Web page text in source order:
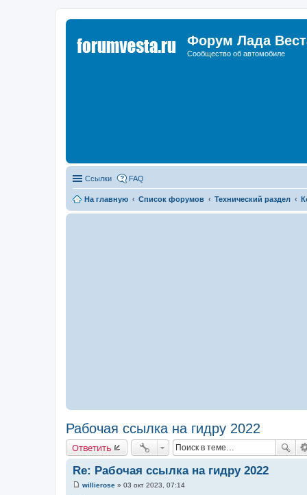
Форум Лада
Сообщество об автомобиле
Ссылки FAQ
На главную Список форумов Технический раздел
Рабочая ссылка на гидру 2022
Ответить
Re: Рабочая ссылка на гидру 2022
willierose » 03 окт 2023, 07:14